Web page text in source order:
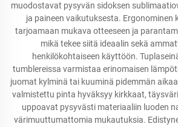
muodostavat pysyvän sidoksen
ja paineen vaikutuksesta. Ergonominen
tarjoamaan mukava otteeseen ja
mikä tekee siitä ideaalin sekä
henkilökohtaiseen käyttöön.
tumblereissa varmistaa erinomaisen
juomat kylminä tai kuuminä pidemmän
valmistettu pinta hyväksyy kirkkaat,
uppoavat pysyvästi materiaaliin luoden
värimuuttumattomia mukautuksia.